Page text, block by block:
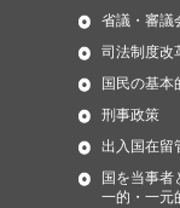
省議・審議
司法制度改
国民の基本
刑事政策
出入国在留
国を当事者
一的・一元